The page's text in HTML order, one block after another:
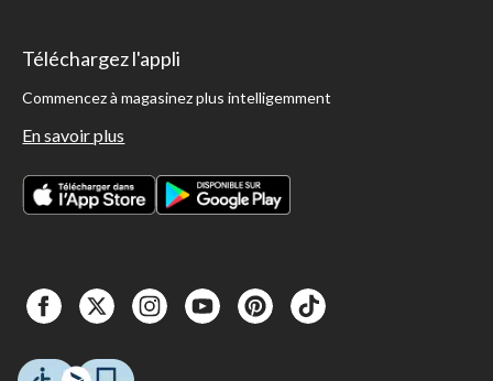
Téléchargez l'appli
Commencez à magasinez plus intelligemment
En savoir plus